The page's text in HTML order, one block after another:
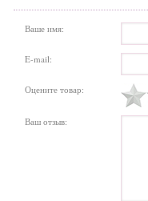
Ваше имя:
E-mail:
Оцените товар:
Ваш отзыв: